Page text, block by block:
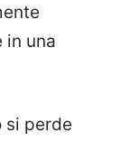
in una
si perde